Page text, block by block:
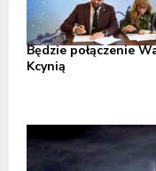
Będzie połączenie
Kcynią